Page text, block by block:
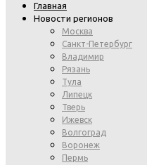
Главная
Новости регионов
Москва
Санкт-Петербург
Владимир
Рязань
Тула
Липецк
Тверь
Ижевск
Волгоград
Воронеж
Пермь